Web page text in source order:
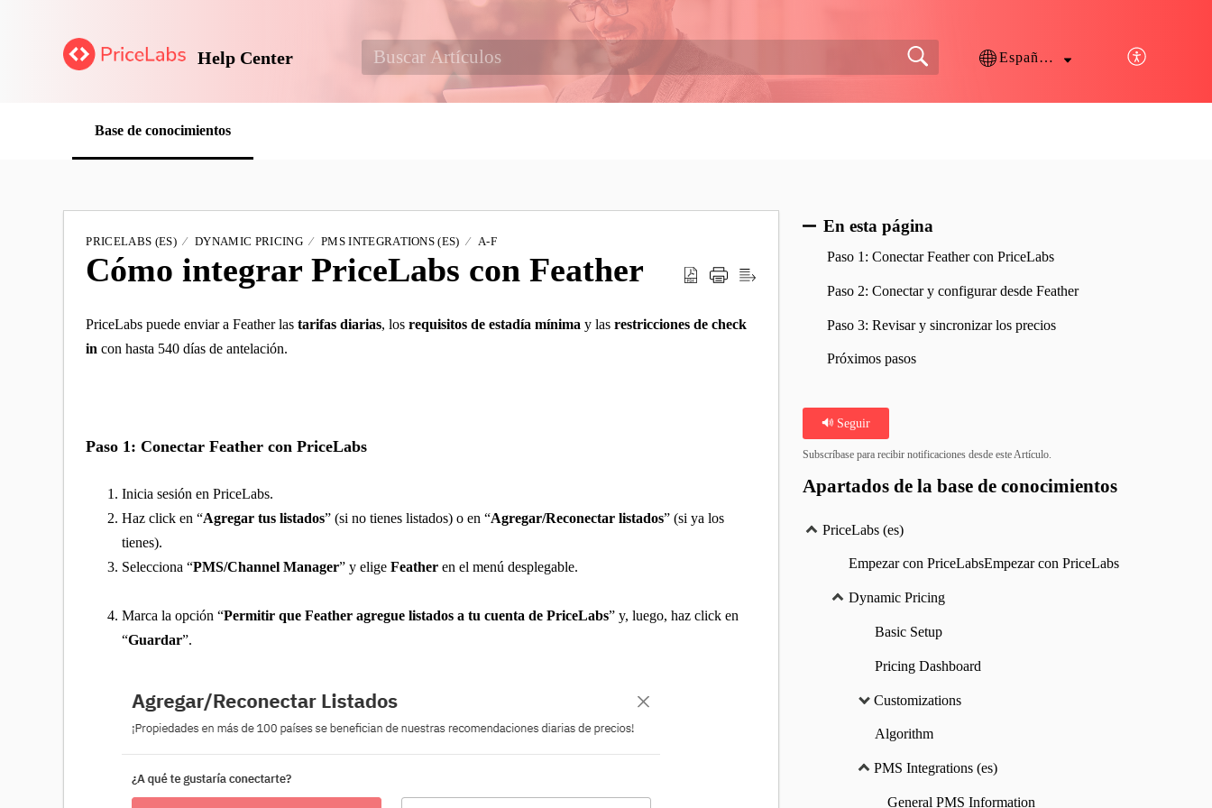
Help Center Español (España)
Base de conocimientos
PRICELABS (ES) DYNAMIC PRICING PMS INTEGRATIONS (ES) A-F
Cómo integrar PriceLabs con Feather
PriceLabs puede enviar a Feather lastarifas diarias, losrequisitos de estadía mínima y lasrestricciones de check
in con hasta 540 días de antelación.
Paso 1: Conectar Feather con PriceLabs
Inicia sesión en PriceLabs.
Haz click en “Agregar tus listados” (si no tienes listados) o en “Agregar/Reconectar listados” (si ya los
tienes).
Selecciona “PMS/Channel Manager” y eligeFeather en el menú desplegable.
Marca la opción “Permitir que Feather agregue listados a tu cuenta de PriceLabs” y, luego, haz click en
“Guardar”.
En esta página
Paso 1: Conectar Feather con PriceLabs
Paso 2: Conectar y configurar desde Feather
Paso 3: Revisar y sincronizar los precios
Próximos pasos
Seguir
Subscríbase para recibir notificaciones desde este Artículo.
Apartados de la base de conocimientos
PriceLabs (es)
Empezar con PriceLabsEmpezar con PriceLabs
Dynamic Pricing
Basic Setup
Pricing Dashboard
Customizations
Algorithm
PMS Integrations (es)
General PMS Information